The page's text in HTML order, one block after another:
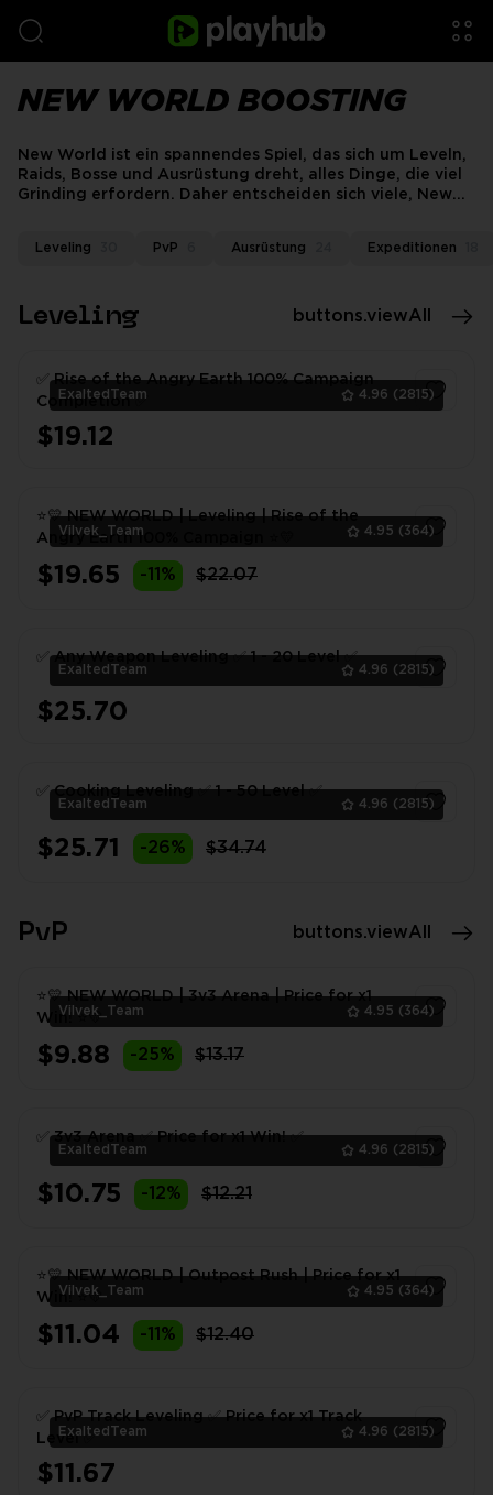
NEW WORLD BOOSTING
New World ist ein spannendes Spiel, das sich um Leveln,
Raids, Bosse und Ausrüstung dreht, alles Dinge, die viel
Grinding erfordern. Daher entscheiden sich viele, New
Leveling PvP Ausrüstung Expeditionen
Leveling buttons.viewAll
ExaltedTeam 4.96 (2815)
✅ Rise of the Angry Earth 100% Campaign
Completion ✅
$19.12
Vilvek_Team 4.95 (364)
⭐💛 NEW WORLD | Leveling | Rise of the
Angry Earth 100% Campaign ⭐💛
$19.65 -11% $22.07
ExaltedTeam 4.96 (2815)
✅ Any Weapon Leveling ✅ 1 - 20 Level ✅
$25.70
ExaltedTeam 4.96 (2815)
✅ Cooking Leveling ✅ 1 - 50 Level ✅
$25.71 -26% $34.74
PvP buttons.viewAll
Vilvek_Team 4.95 (364)
⭐💛 NEW WORLD | 3v3 Arena | Price for x1
Win! ⭐💛
$9.88 -25% $13.17
ExaltedTeam 4.96 (2815)
✅ 3v3 Arena ✅ Price for x1 Win! ✅
$10.75 -12% $12.21
Vilvek_Team 4.95 (364)
⭐💛 NEW WORLD | Outpost Rush | Price for x1
Win! ⭐💛
$11.04 -11% $12.40
ExaltedTeam 4.96 (2815)
✅ PvP Track Leveling ✅ Price for x1 Track
Level ✅
$11.67